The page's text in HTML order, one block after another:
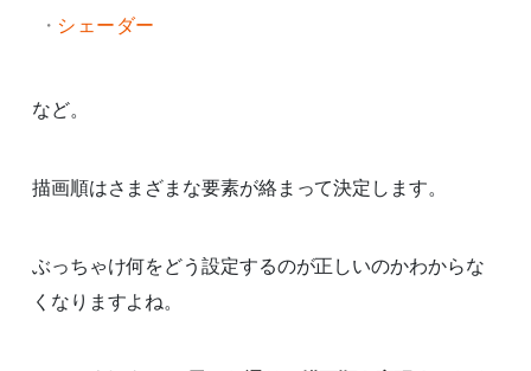
シェーダー
など。
描画順はさまざまな要素が絡まって決定します。
ぶっちゃけ何をどう設定するのが正しいのかわからな
くなりますよね。